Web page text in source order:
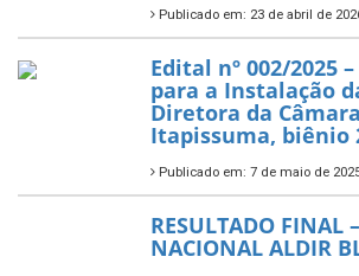
Publicado em: 23 de abril de
Edital nº 002/2025
para a Instalação
Diretora da
Itapissuma, biênio
Publicado em: 7 de maio de
RESULTADO FINAL
NACIONAL ALDIR